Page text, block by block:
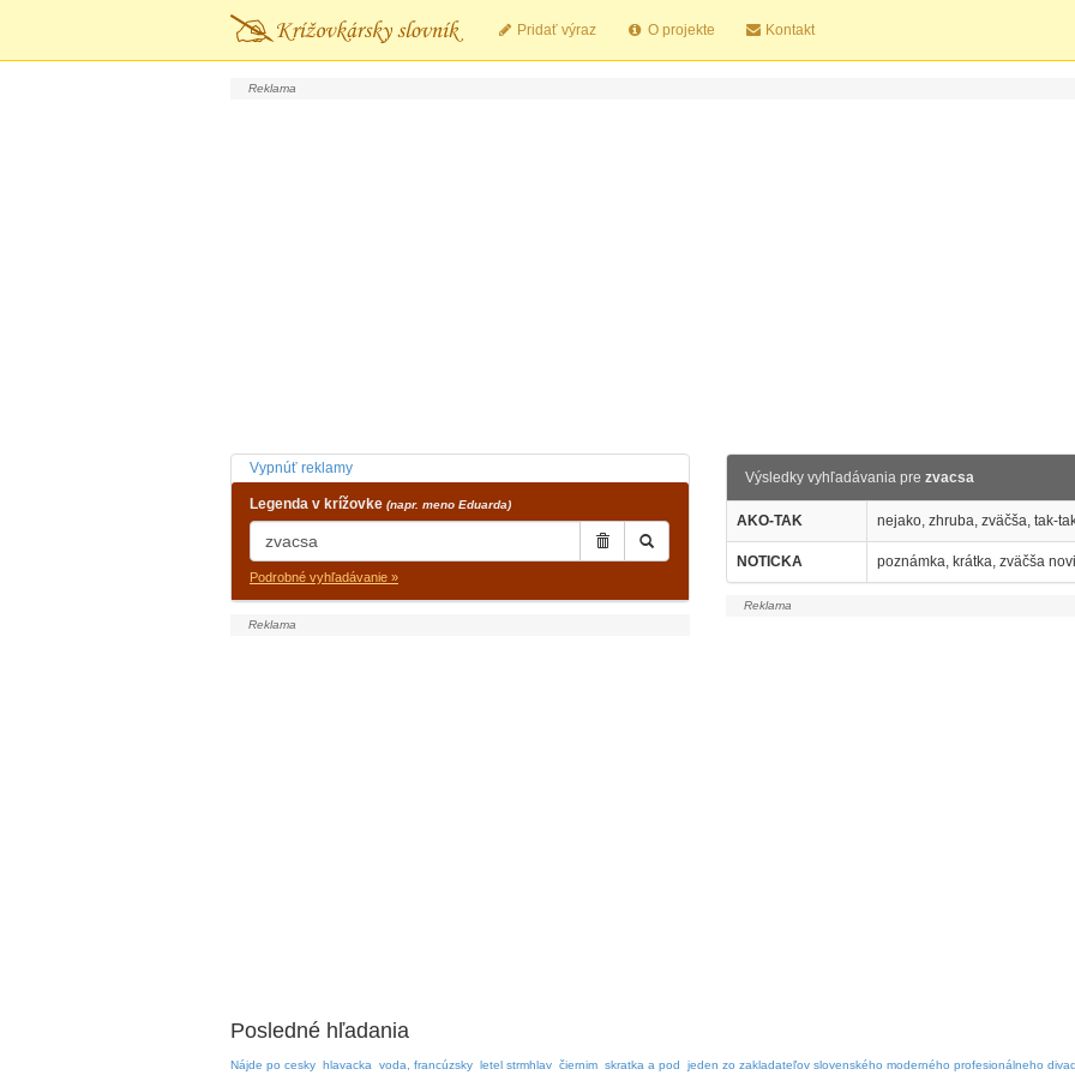
Pridať výraz O projekte Kontakt
Vypnúť reklamy
Legenda v krížovke (napr. meno Eduarda)
Podrobné vyhľadávanie »
Výsledky vyhľadávania pre zvacsa
AKO-TAK nejako, zhruba, zväčša, tak-
NOTICKA poznámka, krátka, zväčša
Posledné hľadania
Nájde po cesky hlavacka voda, francúzsky letel strmhlav čiernim skratka a pod jeden zo zakladateľov slovenského moderného profesionálneho